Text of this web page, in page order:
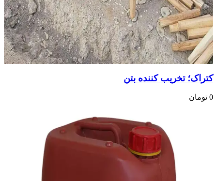
کتراک؛ تخریب کننده بتن
0 تومان